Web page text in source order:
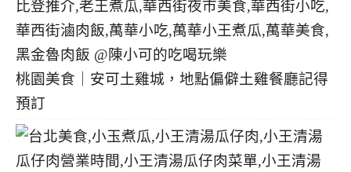
桃園美食｜安可土雞城，地點偏僻土雞餐廳記得
預訂